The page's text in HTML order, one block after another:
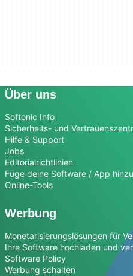
Über uns
Softonic Info
Sicherheits- und
Hilfe & Support
Jobs
Editorialrichtlinien
Füge deine Software / App hinzu
Online-Tools
Werbung
Monetarisierungslösungen für
Ihre Software hochladen und
Software Policy
Werbung schalten